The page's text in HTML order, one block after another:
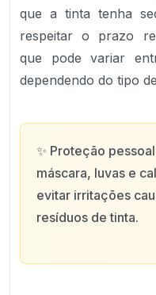
que a tinta tenha
respeitar o prazo
que pode variar
dependendo do tipo
✨ Proteção
máscara, luvas e
evitar irritações
resíduos de tinta.